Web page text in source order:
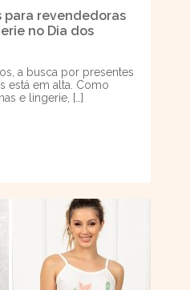
para revendedoras
no Dia dos
a busca por presentes
está em alta. Como
e lingerie, […]